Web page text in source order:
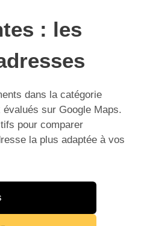
: les
dans la catégorie
sur Google Maps.
pour comparer
la plus adaptée à vos